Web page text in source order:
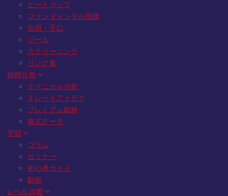
ヒートマップ
ファンダメンタル指標
信用・手口
ツール
スクリーニング
リンク集
銘柄分析
テクニカル分析
トレードアイデア
プレミアム銘柄
株式データ
学習
コラム
セミナー
初心者ガイド
動画
レベル診断